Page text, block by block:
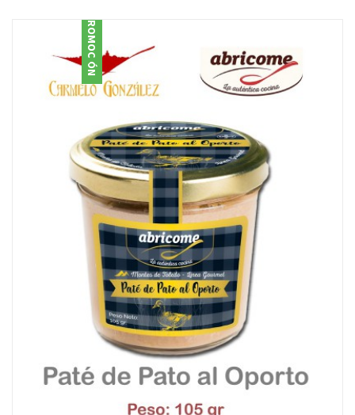
PROMOCIÓN